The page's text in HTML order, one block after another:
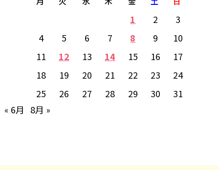
1 2
3
4
5 6 7 8 9
10
11
12 13 14 15 16
17
18
19 20 21 22 23
24
25
26 27 28 29 30
31
« 6月
8月 »